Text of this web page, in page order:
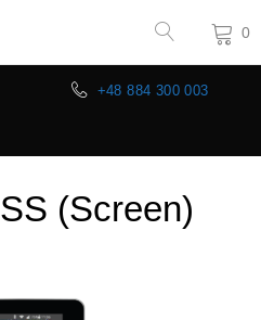
0
+48 884 300 003
(Screen)